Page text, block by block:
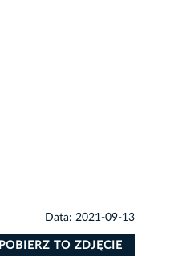
Data: 2021-09-13
POBIERZ TO ZDJĘCIE